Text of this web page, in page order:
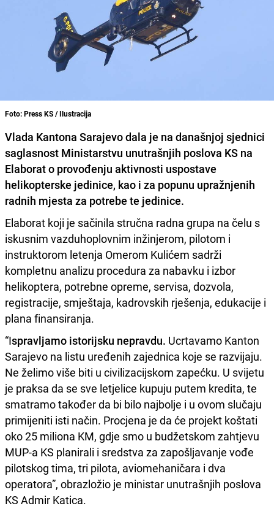
Foto: Press KS / Ilustracija
Vlada Kantona Sarajevodala je na današnjoj sjednici
saglasnost Ministarstvu unutrašnjih poslova KS na
Elaborat o provođenju aktivnosti uspostave
helikopterske jedinice, kao i za popunu upražnjenih
radnih mjesta za potrebe te jedinice.
Elaborat koji je sačinila stručna radna grupa na čelu s
iskusnim vazduhoplovnim inžinjerom, pilotom i
instruktorom letenja Omerom Kulićem sadrži
kompletnu analizu procedura za nabavku i izbor
helikoptera, potrebne opreme, servisa, dozvola,
registracije, smještaja, kadrovskih rješenja, edukacije i
plana finansiranja.
“Ispravljamo istorijsku nepravdu. Ucrtavamo Kanton
Sarajevo na listu uređenih zajednica koje se razvijaju.
Ne želimo više biti u civilizacijskom zapećku. U svijetu
je praksa da se sve letjelice kupuju putem kredita, te
smatramo također da bi bilo najbolje i u ovom slučaju
primijeniti isti način. Procjena je da će projekt koštati
oko 25 miliona KM, gdje smo u budžetskom zahtjevu
MUP-a KS planirali i sredstva za zapošljavanje vođe
pilotskog tima, tri pilota, aviomehaničara i dva
operatora”, obrazložio je ministar unutrašnjih poslova
KS Admir Katica.